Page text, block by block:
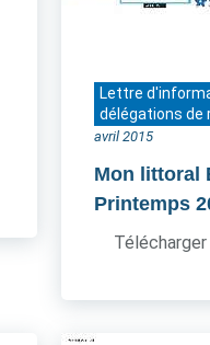
Lettre
délégations de
avril 2015
Mon littoral
Printemps